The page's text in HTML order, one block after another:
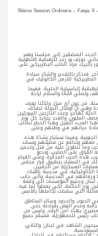
56ème Session Ordinaire – Fatqa, 6
الجدد المنضمّين إلى مجلسنا وهم:
جوزف بو رعد للرهبانية الانطونية
باتريك مراد النائب البطريركي على
فنذكر بالتقدير والشكر سيادة
للأرمن الكاثوليك في
الباسيلية الحلبية. ففيما
ونصلّي الأبانا والسلام لراحة
من دون أيّ مبرّر، ولكنّنا نعرف
وهي أنّ أوصال الدولة تتفكّك،
تهاجر، وعدد النازحين السوريّين
المليون، والعدد يتزايد كلّ يوم
العبء الثقيل وهذا الخطر نطالب
حياتهم في وطنهم وعلى
وفيما نستنكر بشدّة هذه
معهم وندافع عن قضيّتهم ونساند
وما تنطوي عليه من قتل وتدمير
المُراق على الصليب. وندعو
هذه الحرب المدمِّرة، وعلى القيام
في التمسّك بتطبيق قرار مجلس
الكاثوليكية، في مدرسة راهبات
ورفاقهم في المدرسة، والى جانب
لبنان وجميع المؤسّسات الى وقفة
روح الحكمة، لكي يعملوا لما فيه
التي سقطت بكاملها بالأمس
الجنوب والحدود وسائر المناطق
وعدم المسّ بقيادته حتى
يهدّد أمن البلاد. وليس من
رئيس للجمهوريّة، فتسلم جميع
الشاهد في لبنان؛ والثاني،